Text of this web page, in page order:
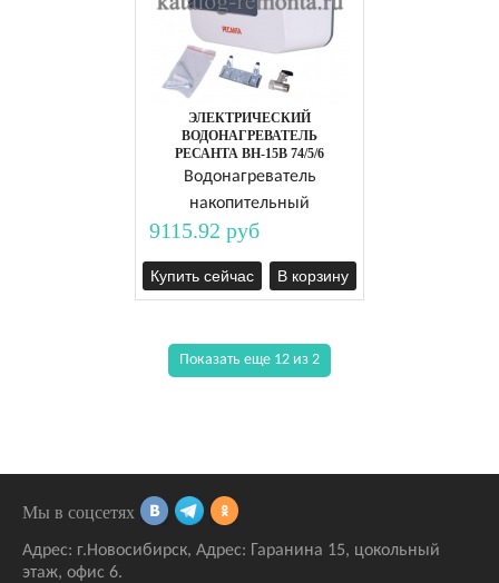
ЭЛЕКТРИЧЕСКИЙ
ВОДОНАГРЕВАТЕЛЬ
РЕСАНТА ВН-15В 74/5/6
Водонагреватель
накопительный
9115.92 руб
Купить сейчас В корзину
Показать еще 12 из 2
Адрес: г.Новосибирск, Адрес: Гаранина 15, цокольный
этаж, офис 6.
Мы в соцсетях